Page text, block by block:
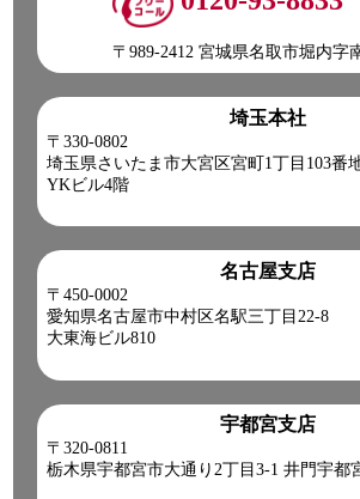
〒989-2412 宮城県名取市堀内字
埼玉本社
〒330-0802
埼玉県さいたま市大宮区宮町1丁目103番
YKビル4階
名古屋支店
〒450-0002
愛知県名古屋市中村区名駅三丁目22-8
大東海ビル810
宇都宮支店
〒320-0811
栃木県宇都宮市大通り2丁目3-1 井門宇都